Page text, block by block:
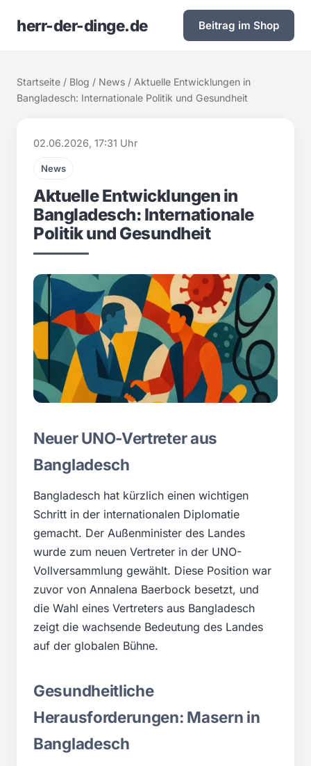
herr-der-dinge.de Beitrag im Shop
Startseite / Blog / News / Aktuelle Entwicklungen in
Bangladesch: Internationale Politik und Gesundheit
02.06.2026, 17:31 Uhr
News
Aktuelle Entwicklungen in
Bangladesch: Internationale
Politik und Gesundheit
Neuer UNO-Vertreter aus
Bangladesch
Bangladesch hat kürzlich einen wichtigen
Schritt in der internationalen Diplomatie
gemacht. Der Außenminister des Landes
wurde zum neuen Vertreter in der UNO-
Vollversammlung gewählt. Diese Position war
zuvor von Annalena Baerbock besetzt, und
die Wahl eines Vertreters aus Bangladesch
zeigt die wachsende Bedeutung des Landes
auf der globalen Bühne.
Gesundheitliche
Herausforderungen: Masern in
Bangladesch